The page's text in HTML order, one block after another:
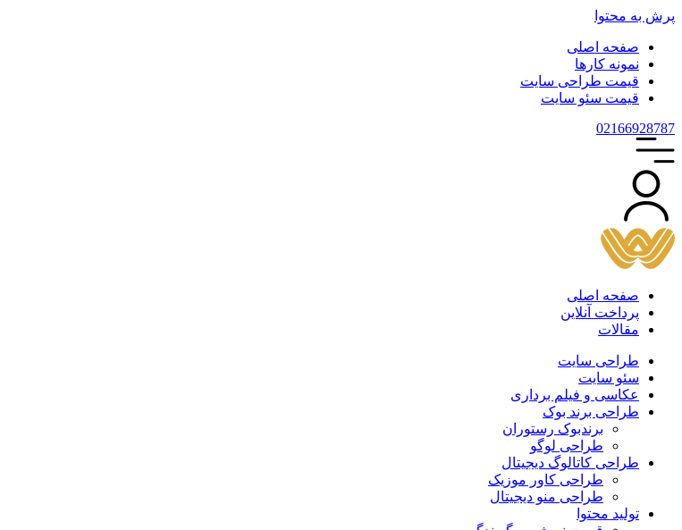
پرش به محتوا
صفحه اصلی
نمونه کارها
قیمت طراحی سایت
قیمت سئو سایت
02166928787
صفحه اصلی
پرداخت آنلاین
مقالات
طراحی سایت
سئو سایت
عکاسی و فیلم برداری
طراحی برند بوک
برندبوک رستوران
طراحی لوگو
طراحی کاتالوگ دیجیتال
طراحی کاور موزیک
طراحی منو دیجیتال
تولید محتوا